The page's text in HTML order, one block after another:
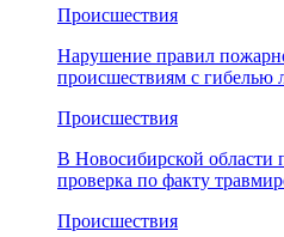
Происшествия
Нарушение правил
происшествиям с гибелью
Происшествия
В Новосибирской области
проверка по факту
Происшествия